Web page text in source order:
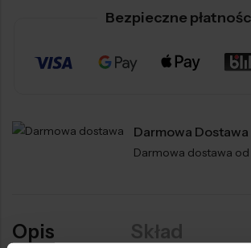
Bezpieczne
Darmowa Dostawa
Darmowa dostawa od
Opis Skład